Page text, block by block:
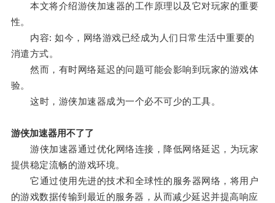
本文将介绍游侠加速器的工作原理以及它对玩家的重要
性。
内容: 如今，网络游戏已经成为人们日常生活中重要的
消遣方式。
然而，有时网络延迟的问题可能会影响到玩家的游戏体
验。
这时，游侠加速器成为一个必不可少的工具。
游侠加速器用不了了
游侠加速器通过优化网络连接，降低网络延迟，为玩家
提供稳定流畅的游戏环境。
它通过使用先进的技术和全球性的服务器网络，将用户
的游戏数据传输到最近的服务器，从而减少延迟并提高响应